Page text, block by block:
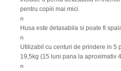
pentru copiii mai mici.
n
Husa este detasabila si poate fi
n
Utilizabil cu centuri de prindere in 5
19,5kg (15 luni pana la aproximativ
n